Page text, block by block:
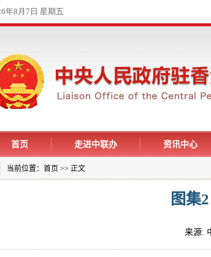
首页 走进中联办 资讯中心
当前位置：首页>> 正文
图集
来源: